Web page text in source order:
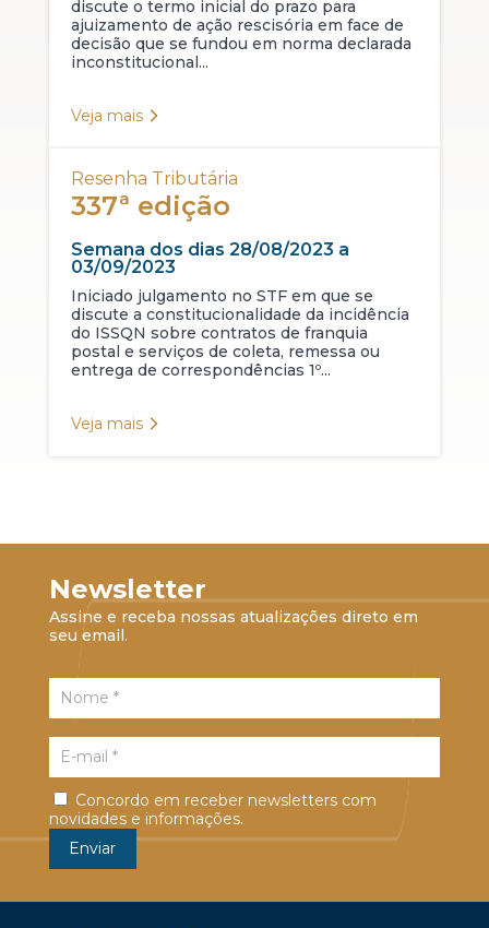
discute o termo inicial do prazo para
ajuizamento de ação rescisória em face de
decisão que se fundou em norma declarada
inconstitucional...
Veja mais
Resenha Tributária
337ª edição
Semana dos dias 28/08/2023 a
03/09/2023
Iniciado julgamento no STF em que se
discute a constitucionalidade da incidência
do ISSQN sobre contratos de franquia
postal e serviços de coleta, remessa ou
entrega de correspondências 1º...
Veja mais
Newsletter
Assine e receba nossas atualizações direto em
seu email.
Concordo em receber newsletters com
novidades e informações.